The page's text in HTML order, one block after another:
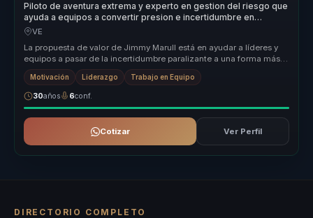
Piloto de aventura extrema y experto en gestion del riesgo que
ayuda a equipos a convertir presion e incertidumbre en
resiliencia y accion.
VE
La propuesta de valor de Jimmy Marull está en ayudar a líderes y
equipos a pasar de la incertidumbre paralizante a una forma más
valiente...
Motivación Liderazgo Trabajo en Equipo
30años 6conf.
Cotizar Ver Perfil
DIRECTORIO COMPLETO